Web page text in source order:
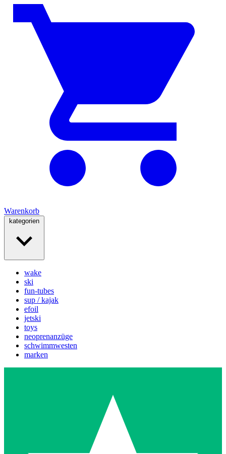
Warenkorb
kategorien
wake
ski
fun-tubes
sup / kajak
efoil
jetski
toys
neoprenanzüge
schwimmwesten
marken